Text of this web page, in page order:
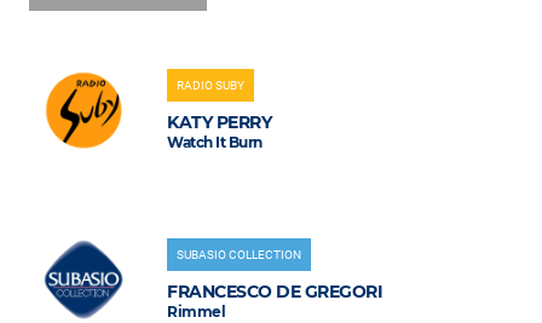
RADIO SUBY
KATY PERRY
Watch It Burn
SUBASIO COLLECTION
FRANCESCO DE GREGORI
Rimmel